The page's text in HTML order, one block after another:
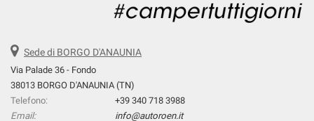
Sede di BORGO D'ANAUNIA
Via Palade 36 - Fondo
38013 BORGO D'ANAUNIA (TN)
Telefono:
+39 340 718 3988
Email:
info@autoroen.it